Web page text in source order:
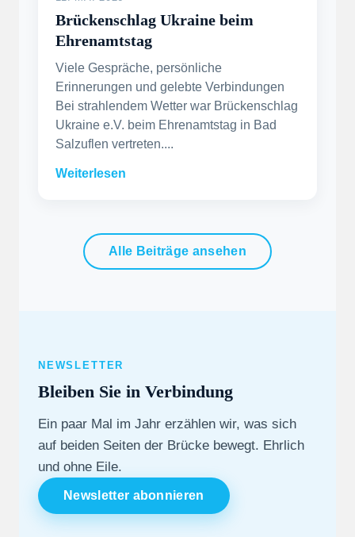
Brückenschlag Ukraine beim
Ehrenamtstag
Viele Gespräche, persönliche
Erinnerungen und gelebte Verbindungen
Bei strahlendem Wetter war Brückenschlag
Ukraine e.V. beim Ehrenamtstag in Bad
Salzuflen vertreten....
Weiterlesen
Alle Beiträge ansehen
NEWSLETTER
Bleiben Sie in Verbindung
Ein paar Mal im Jahr erzählen wir, was sich
auf beiden Seiten der Brücke bewegt. Ehrlich
und ohne Eile.
Newsletter abonnieren